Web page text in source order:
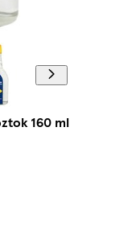
160 ml